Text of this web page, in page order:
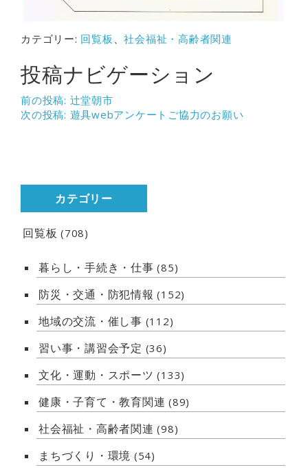
カテゴリー: 回覧板 、社会福祉・高齢者関連
投稿ナビゲーション
前の投稿: 辻堂朝市
次の投稿: 遊具webアンケートご協力のお願い
カテゴリー
回覧板 (708)
暮らし・手続き・仕事 (85)
防災・交通・防犯情報 (152)
地域の交流・催し事 (112)
習い事・講習会予定 (36)
文化・運動・スポーツ (133)
健康・子育て・教育関連 (89)
社会福祉・高齢者関連 (98)
まちづくり・環境 (54)